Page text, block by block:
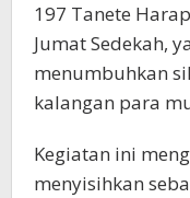
197 Tanete
Jumat Sedekah,
menumbuhkan
kalangan para
Kegiatan ini
menyisihkan